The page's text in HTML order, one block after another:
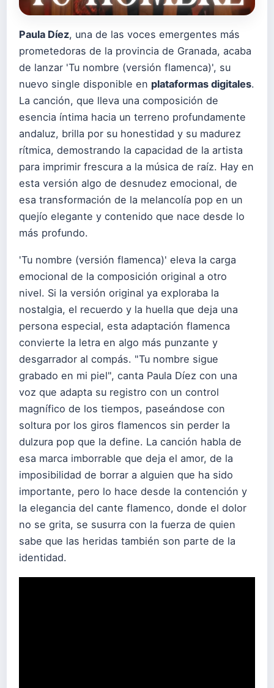
Paula Díez, una de las voces emergentes más
prometedoras de la provincia de Granada, acaba
de lanzar 'Tu nombre (versión flamenca)', su
nuevo single disponible en plataformas digitales.
La canción, que lleva una composición de
esencia íntima hacia un terreno profundamente
andaluz, brilla por su honestidad y su madurez
rítmica, demostrando la capacidad de la artista
para imprimir frescura a la música de raíz. Hay en
esta versión algo de desnudez emocional, de
esa transformación de la melancolía pop en un
quejío elegante y contenido que nace desde lo
más profundo.
'Tu nombre (versión flamenca)' eleva la carga
emocional de la composición original a otro
nivel. Si la versión original ya exploraba la
nostalgia, el recuerdo y la huella que deja una
persona especial, esta adaptación flamenca
convierte la letra en algo más punzante y
desgarrador al compás. "Tu nombre sigue
grabado en mi piel", canta Paula Díez con una
voz que adapta su registro con un control
magnífico de los tiempos, paseándose con
soltura por los giros flamencos sin perder la
dulzura pop que la define. La canción habla de
esa marca imborrable que deja el amor, de la
imposibilidad de borrar a alguien que ha sido
importante, pero lo hace desde la contención y
la elegancia del cante flamenco, donde el dolor
no se grita, se susurra con la fuerza de quien
sabe que las heridas también son parte de la
identidad.